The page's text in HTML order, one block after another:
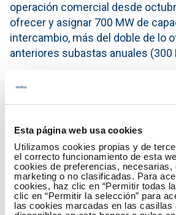
Esta página web usa cookies
Utilizamos cookies propias y de
el correcto funcionamiento de esta
cookies de preferencias, necesarias,
marketing o no clasificadas. Para
cookies, haz clic en “Permitir todas
clic en “Permitir la selección” para
las cookies marcadas en las casillas
operación comercial desde
ofrecer y asignar 700 MW de
intercambio, más del doble de lo
anteriores subastas anuales (300
Así, en el sentido Francia-
asignaron 700 MW, con un
12,78 euros/MW, habiendo
los 18 agentes participantes. Por
sentido España-Francia, en el que
ofrecieron y asignaron 700 MW,
precio resultante de 0,79 euros/
capacidad 9 de los 18 agentes
Esta subasta para el 2016